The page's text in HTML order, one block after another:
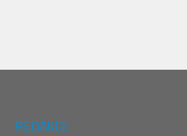
REDAKCE